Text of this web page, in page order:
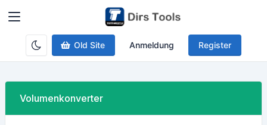
Old Site Anmeldung Register
Volumenkonverter